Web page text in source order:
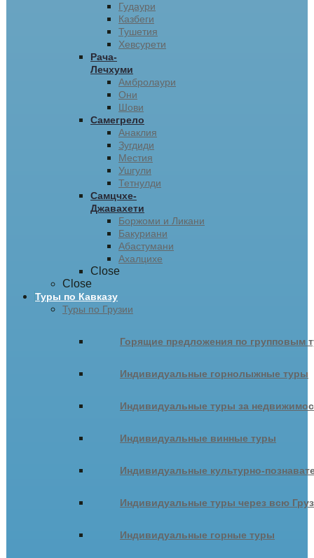
Гудаури
Казбеги
Тушетия
Хевсурети
Рача-
Лечхуми
Амбролаури
Они
Шови
Самегрело
Анаклия
Зугдиди
Местия
Ушгули
Тетнулди
Самцчхе-
Джавахети
Боржоми и Ликани
Бакуриани
Абастумани
Ахалцихе
Close
Close
Туры по Кавказу
Туры по Грузии
Горящие предложения по групповым
Индивидуальные горнолыжные туры
Индивидуальные туры за
Индивидуальные винные туры
Индивидуальные культурно-
Индивидуальные туры через всю
Индивидуальные горные туры